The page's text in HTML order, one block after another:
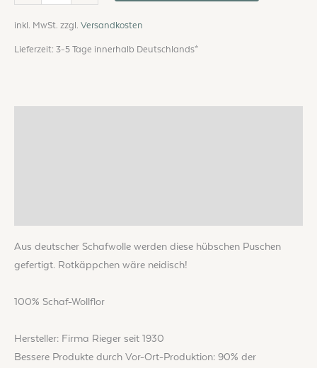
inkl. MwSt. zzgl. Versandkosten
Lieferzeit: 3-5 Tage innerhalb Deutschlands*
Aus deutscher Schafwolle werden diese hübschen Puschen
gefertigt. Rotkäppchen wäre neidisch!
100% Schaf-Wollflor
Hersteller: Firma Rieger seit 1930
Bessere Produkte durch Vor-Ort-Produktion: 90% der